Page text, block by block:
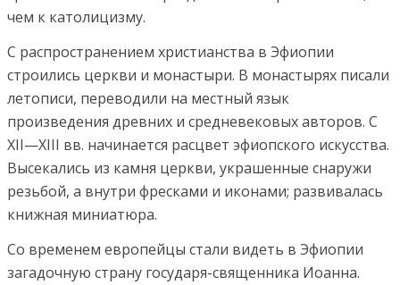
чем к католицизму.
С распространением христианства в Эфиопии
строились церкви и монастыри. В монастырях писали
летописи, переводили на местный язык
произведения древних и средневековых авторов. С
XII—XIII вв. начинается расцвет эфиопского искусства.
Высекались из камня церкви, украшенные снаружи
резьбой, а внутри фресками и иконами; развивалась
книжная миниатюра.
Со временем европейцы стали видеть в Эфиопии
загадочную страну государя-священника Иоанна.